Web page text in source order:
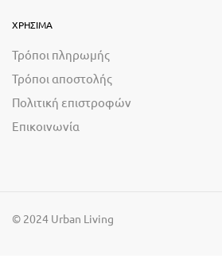
ΧΡΗΣΙΜΑ
Τρόποι πληρωμής
Τρόποι αποστολής
Πολιτική επιστροφών
Επικοινωνία
© 2024 Urban Living